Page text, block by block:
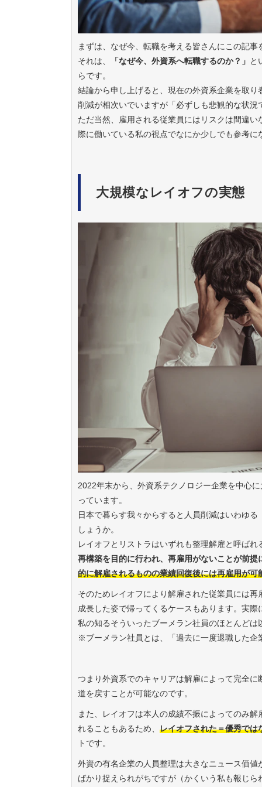
まずは、なぜ今、転職を考える皆さんにこの記
それは、
「なぜ今、外資系へ転職するのか？」 と
らです。
結論から申し上げると、現在の外資系企業を取
削減が相次いでいますが「必ずしも悲観的な状
ただ当然、雇用される従業員にはリスクは間違
際に働いている私の視点でなにか少しでも参考
大規模なレイオフの実態
2022年末から、外資系テクノロジー企業を中心
っています。
日本で暮らす我々からすると人員削減はいわゆ
しょうか。
レイオフとリストラはいずれも整理解雇と呼ば
再構築を目的に行われ、再雇用がないことが前提
的に解雇されるものの業績回復後には再雇用が可
そのためレイオフにより解雇された従業員には
成長した姿で帰ってくるケースもあります。実
私の知るそういったブーメラン社員のほとんど
※ブーメラン社員とは、「過去に一度退職した企
つまり外資系でのキャリアは解雇によって完全
道を戻すことが可能なのです。
また、レイオフは本人の成績不振によってのみ解
れることもあるため、 レイオフされた＝優秀では
トです。
外資の有名企業の人員整理は大きなニュース価
ばかり捉えられがちですが（かくいう私も報じ